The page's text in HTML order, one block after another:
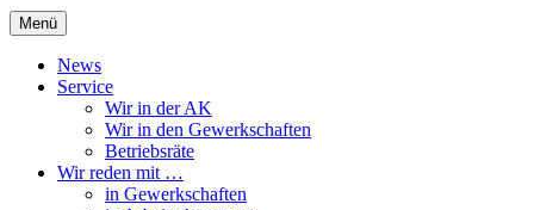
Menü
News
Service
Wir in der AK
Wir in den Gewerkschaften
Betriebsräte
Wir reden mit …
in Gewerkschaften